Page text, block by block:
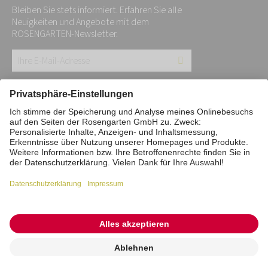
Bleiben Sie stets informiert. Erfahren Sie alle
Neuigkeiten und Angebote mit dem
ROSENGARTEN-Newsletter.
E-
Mail-
Adresse:
*
Impressum Datenschutz
Stiftung
Interne Meldestelle
Zahlungsmittel
Barrierefreiheitserklärung
Vertrag widerrufen
© 2026 ROSENGARTEN-Tierbestattung